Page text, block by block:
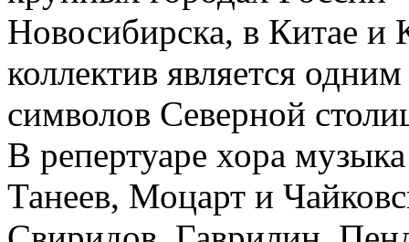
Новосибирска, в Китае и
коллектив является
символов Северной
В репертуаре хора
Танеев, Моцарт и